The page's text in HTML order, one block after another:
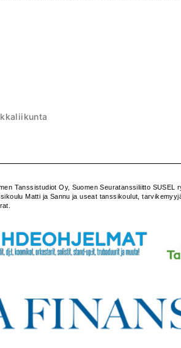
Tanssistudiot Oy, Suomen Seuratanssiliitto SUSEL
Matti ja Sannu ja useat tanssikoulut,